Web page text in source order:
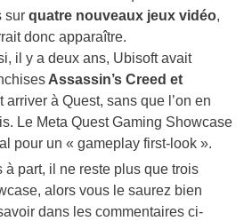
surquatre nouveaux jeux vidéo,
donc apparaître.
il y a deux ans, Ubisoft avait
Assassin’s Creed et
arriver à Quest, sans que l’on en
Le Meta Quest Gaming Showcase
pour un « gameplay first-look ».
à part, il ne reste plus que trois
alors vous le saurez bien
dans les commentaires ci-